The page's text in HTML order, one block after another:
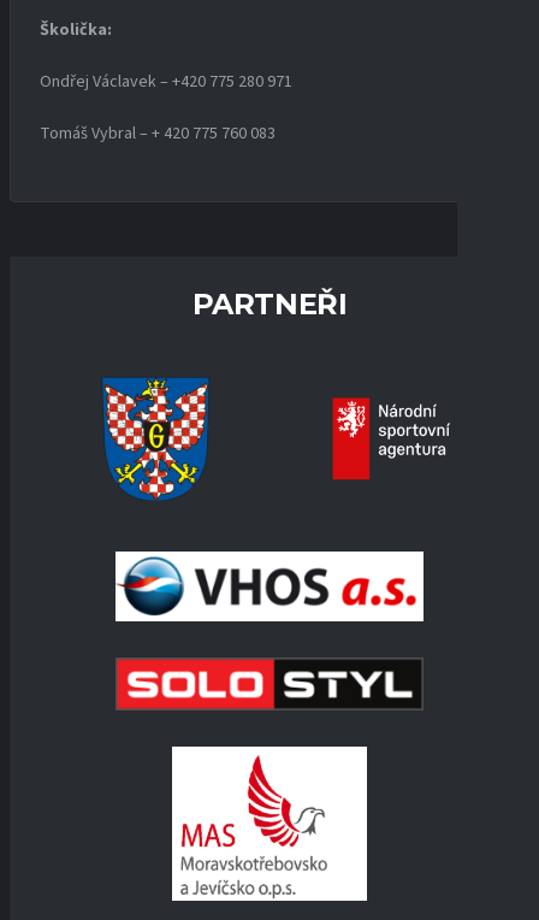
Školička:
Ondřej Václavek – +420 775 280 971
Tomáš Vybral – + 420 775 760 083
PARTNEŘI